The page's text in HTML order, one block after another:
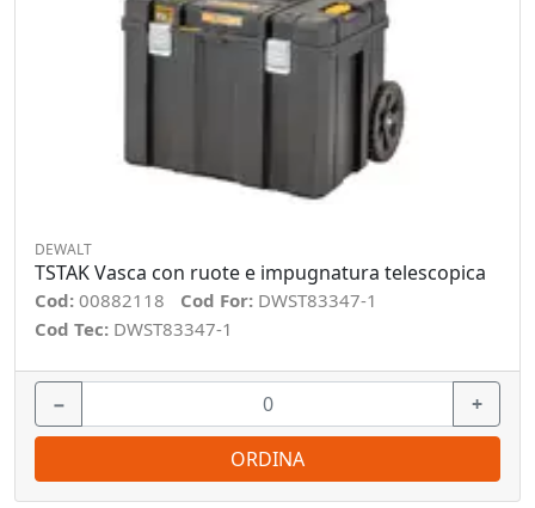
DEWALT
TSTAK Vasca con ruote e impugnatura telescopica
Cod: 00882118 Cod For: DWST83347-1
Cod Tec: DWST83347-1
− +
ORDINA